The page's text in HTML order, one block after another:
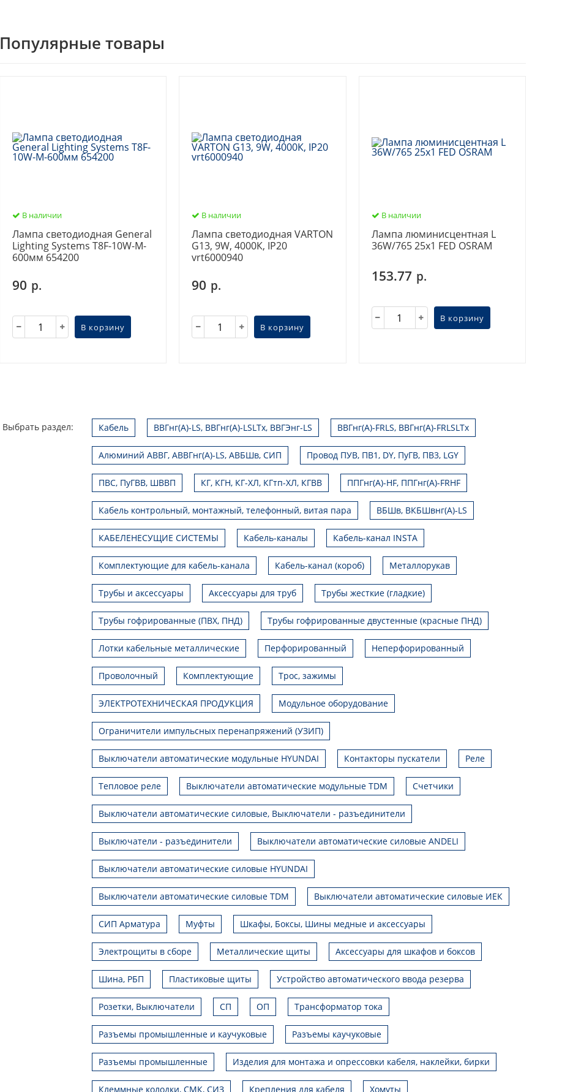
Популярные товары
В наличии
Лампа светодиодная General
Lighting Systems T8F-10W-M-
600мм 654200
90 р.
В корзину
В наличии
Лампа светодиодная VARTON
G13, 9W, 4000К, IP20
vrt6000940
90 р.
В корзину
В наличии
Лампа люминисцентная L
36W/765 25х1 FED OSRAM
153.77 р.
В корзину
Выбрать раздел: Кабель ВВГнг(А)-LS, ВВГнг(А)-LSLTx, ВВГЭнг-LS ВВГнг(А)-FRLS, ВВГнг(А)-FRLSLTx
Алюминий АВВГ, АВВГнг(А)-LS, АВБШв, СИП Провод ПУВ, ПВ1, DY, ПуГВ, ПВ3, LGY
ПВС, ПуГВВ, ШВВП КГ, КГН, КГ-ХЛ, КГтп-ХЛ, КГВВ ППГнг(А)-HF, ППГнг(А)-FRHF
Кабель контрольный, монтажный, телефонный, витая пара ВБШв, ВКБШвнг(А)-LS
КАБЕЛЕНЕСУЩИЕ СИСТЕМЫ Кабель-каналы Кабель-канал INSTA
Комплектующие для кабель-канала Кабель-канал (короб) Металлорукав
Трубы и аксессуары Аксессуары для труб Трубы жесткие (гладкие)
Трубы гофрированные (ПВХ, ПНД) Трубы гофрированные двустенные (красные ПНД)
Лотки кабельные металлические Перфорированный Неперфорированный
Проволочный Комплектующие Трос, зажимы
ЭЛЕКТРОТЕХНИЧЕСКАЯ ПРОДУКЦИЯ Модульное оборудование
Ограничители импульсных перенапряжений (УЗИП)
Выключатели автоматические модульные HYUNDAI Контакторы пускатели Реле
Тепловое реле Выключатели автоматические модульные TDM Счетчики
Выключатели автоматические силовые, Выключатели - разъединители
Выключатели - разъединители Выключатели автоматические силовые ANDELI
Выключатели автоматические силовые HYUNDAI
Выключатели автоматические силовые TDM Выключатели автоматические силовые ИЕК
СИП Арматура Муфты Шкафы, Боксы, Шины медные и аксессуары
Электрощиты в сборе Металлические щиты Аксессуары для шкафов и боксов
Шина, РБП Пластиковые щиты Устройство автоматического ввода резерва
Розетки, Выключатели СП ОП Трансформатор тока
Разъемы промышленные и каучуковые Разъемы каучуковые
Разъемы промышленные Изделия для монтажа и опрессовки кабеля, наклейки, бирки
Клеммные колодки, СМК, СИЗ Крепления для кабеля Хомуты